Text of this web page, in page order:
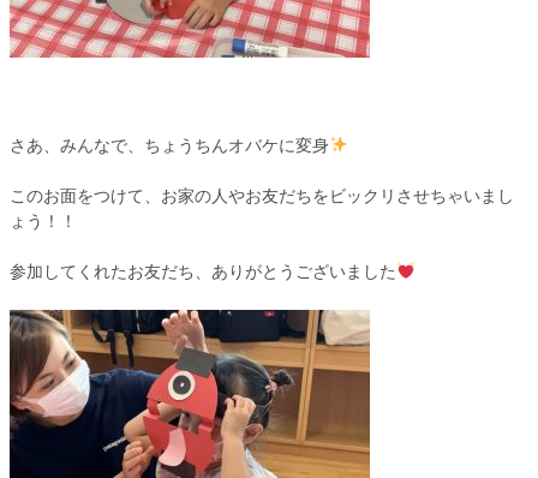
さあ、みんなで、ちょうちんオバケに変身
このお面をつけて、お家の人やお友だちをビックリさせちゃいまし
ょう！！
参加してくれたお友だち、ありがとうございました